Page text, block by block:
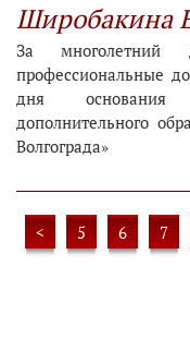
Широбакина
За многолетний
профессиональные
дня основания
дополнительного
Волгограда»
< 5 6 7